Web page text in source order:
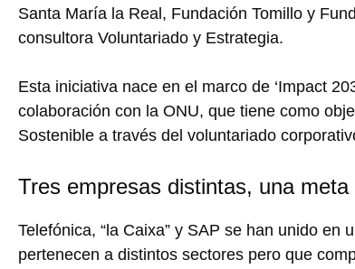
Santa María la Real, Fundación Tomillo y
consultora Voluntariado y Estrategia.
Esta iniciativa nace en el marco de ‘Impact
colaboración con la ONU, que tiene como
Sostenible a través del voluntariado
Tres empresas distintas, una meta
Telefónica, “la Caixa” y SAP se han unido
pertenecen a distintos sectores pero que